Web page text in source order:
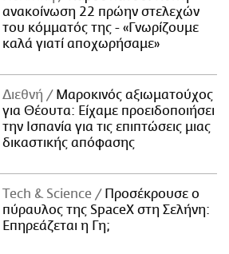
ανακοίνωση 22 πρώην στελεχών
του κόμματός της - «Γνωρίζουμε
καλά γιατί αποχωρήσαμε»
Διεθνή
Μαροκινός αξιωματούχος
για Θέουτα: Είχαμε προειδοποιήσει
την Ισπανία για τις επιπτώσεις μιας
δικαστικής απόφασης
Τech & Science
Προσέκρουσε ο
πύραυλος της SpaceX στη Σελήνη:
Επηρεάζεται η Γη;